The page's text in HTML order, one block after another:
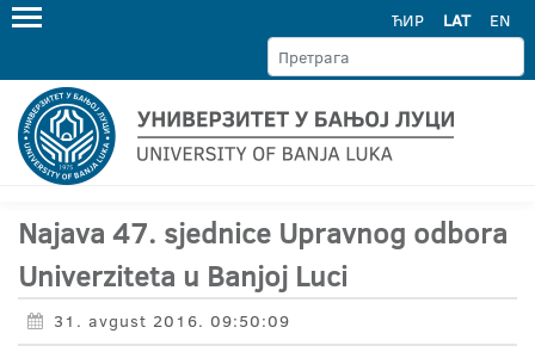
ЋИР LAT EN
Najava 47. sjednice Upravnog odbora
Univerziteta u Banjoj Luci
31. avgust 2016. 09:50:09